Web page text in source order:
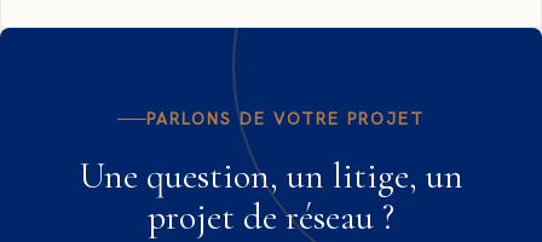
PARLONS DE VOTRE PROJET
Une question, un litige, un
projet de réseau ?